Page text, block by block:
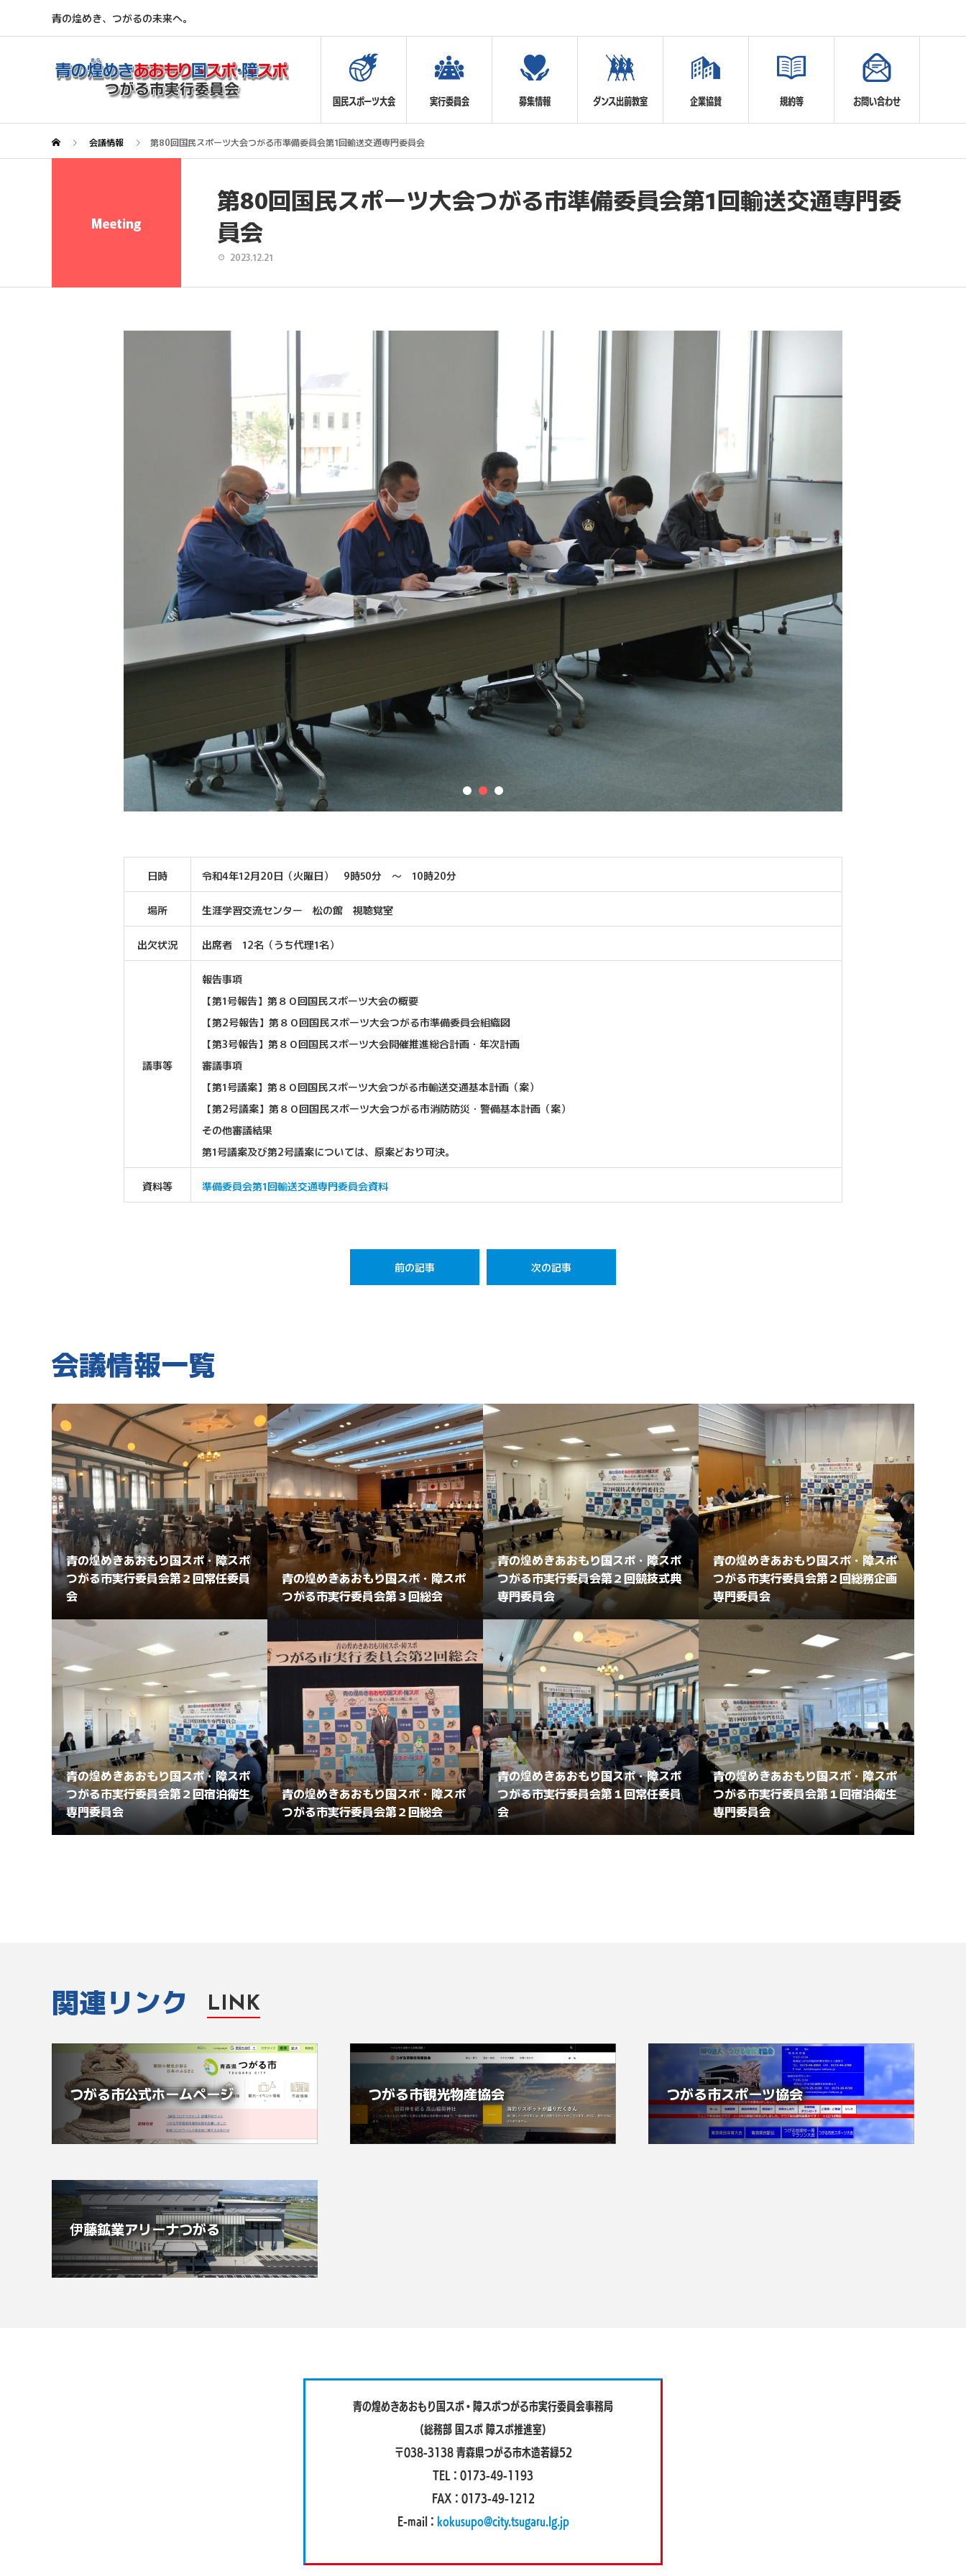
青の煌めき、つがるの未来へ。
国民スポーツ大会 実行委員会 募集情報 ダンス出前教室 企業協賛 規約等 お問い合わせ
会議情報 第80回国民スポーツ大会つがる市準備委員会第1回輸送交通専門委員会
Meeting
第80回国民スポーツ大会つがる市準備委員会第1回輸送交通専門委
員会
2023.12.21
日時 令和4年12月20日（火曜日） 9時50分 ～ 10時20分
場所 生涯学習交流センター 松の館 視聴覚室
出欠状況 出席者 12名（うち代理1名）
議事等
報告事項
【第1号報告】第８０回国民スポーツ大会の概要
【第2号報告】第８０回国民スポーツ大会つがる市準備委員会組織図
【第3号報告】第８０回国民スポーツ大会開催推進総合計画・年次計画
審議事項
【第1号議案】第８０回国民スポーツ大会つがる市輸送交通基本計画（案）
【第2号議案】第８０回国民スポーツ大会つがる市消防防災・警備基本計画（案）
その他審議結果
第1号議案及び第2号議案については、原案どおり可決。
資料等 準備委員会第1回輸送交通専門委員会資料
前の記事 次の記事
会議情報一覧
青の煌めきあおもり国スポ・障スポ
つがる市実行委員会第２回常任委員
会
青の煌めきあおもり国スポ・障スポ
つがる市実行委員会第３回総会
青の煌めきあおもり国スポ・障スポ
つがる市実行委員会第２回競技式典
専門委員会
青の煌めきあおもり国スポ・障スポ
つがる市実行委員会第２回総務企画
専門委員会
青の煌めきあおもり国スポ・障スポ
つがる市実行委員会第２回宿泊衛生
専門委員会
青の煌めきあおもり国スポ・障スポ
つがる市実行委員会第２回総会
青の煌めきあおもり国スポ・障スポ
つがる市実行委員会第１回常任委員
会
青の煌めきあおもり国スポ・障スポ
つがる市実行委員会第１回宿泊衛生
専門委員会
関連リンク LINK
つがる市公式ホームページ つがる市観光物産協会 つがる市スポーツ協会
伊藤鉱業アリーナつがる
青の煌めきあおもり国スポ・障スポつがる市実行委員会事務局
（総務部 国スポ 障スポ推進室）
〒038-3138 青森県つがる市木造若緑52
TEL：0173-49-1193
FAX：0173-49-1212
E-mail： kokusupo@city.tsugaru.lg.jp